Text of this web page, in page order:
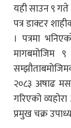
यही साउन ९
पत्र डाक्टर
। पत्रमा
मागबमोजिम
२०८३ अषाढ
गरिएको
प्रमुख चक्र